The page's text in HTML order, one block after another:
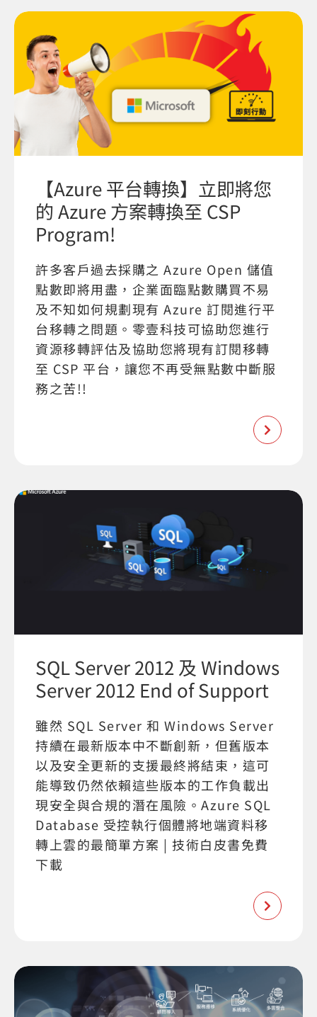
【Azure 平台轉換】立即將您
的 Azure 方案轉換至 CSP
Program!
許多客戶過去採購之 Azure Open 儲值
點數即將用盡，企業面臨點數購買不易
及不知如何規劃現有 Azure 訂閱進行平
台移轉之問題。零壹科技可協助您進行
資源移轉評估及協助您將現有訂閱移轉
至 CSP 平台，讓您不再受無點數中斷服
務之苦!!
SQL Server 2012 及 Windows
Server 2012 End of Support
雖然 SQL Server 和 Windows Server
持續在最新版本中不斷創新，但舊版本
以及安全更新的支援最終將結束，這可
能導致仍然依賴這些版本的工作負載出
現安全與合規的潛在風險。Azure SQL
Database 受控執行個體將地端資料移
轉上雲的最簡單方案 | 技術白皮書免費
下載